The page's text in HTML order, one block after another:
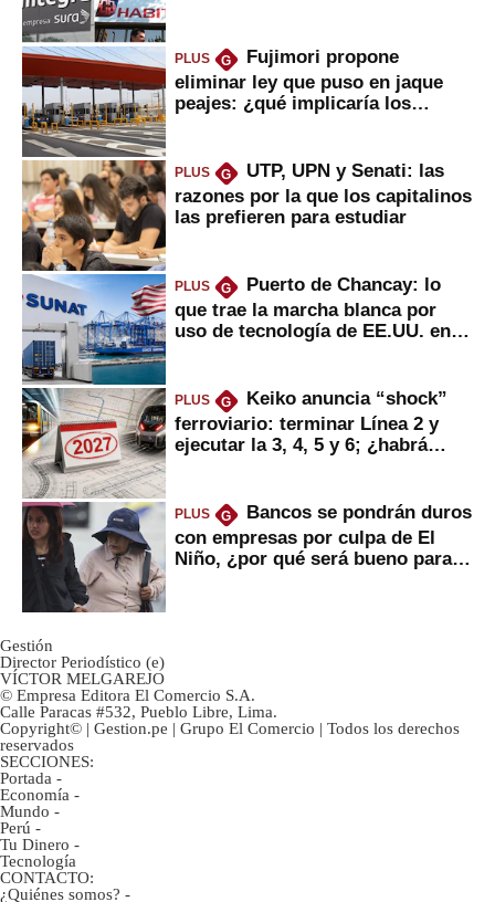
PLUS G
Fujimori propone
eliminar ley que puso en jaque
peajes: ¿qué implicaría los
PLUS G
UTP, UPN y Senati: las
razones por la que los capitalinos
las prefieren para estudiar
PLUS G
Puerto de Chancay: lo
que trae la marcha blanca por
uso de tecnología de EE.UU. en
PLUS G
Keiko anuncia “shock”
ferroviario: terminar Línea 2 y
ejecutar la 3, 4, 5 y 6; ¿habrá
PLUS G
Bancos se pondrán duros
con empresas por culpa de El
Niño, ¿por qué será bueno para
Gestión
Director Periodístico (e)
VÍCTOR MELGAREJO
© Empresa Editora El Comercio S.A.
Calle Paracas #532, Pueblo Libre, Lima.
Copyright© | Gestion.pe | Grupo El Comercio | Todos los derechos
reservados
SECCIONES:
Portada -
Economía -
Mundo -
Perú -
Tu Dinero -
Tecnología
CONTACTO:
¿Quiénes somos? -